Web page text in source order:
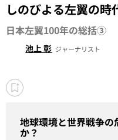
しのびよる左翼の時
日本左翼100年の総括③
池上 彰 ジャーナリスト
地球環境と世界戦争の
か？